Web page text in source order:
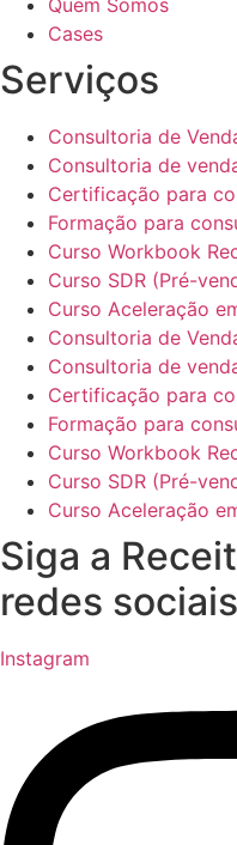
Quem Somos
Cases
Serviços
Consultoria de
Consultoria de
Certificação para
Formação para
Curso Workbook
Curso SDR (Pré-
Curso Aceleração
Consultoria de
Consultoria de
Certificação para
Formação para
Curso Workbook
Curso SDR (Pré-
Curso Aceleração
Siga a
redes
Instagram